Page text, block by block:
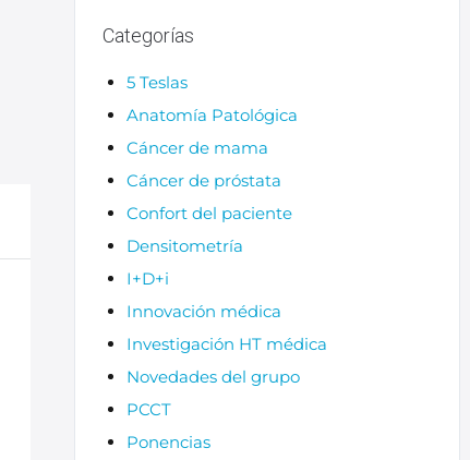
Categorías
5 Teslas
Anatomía Patológica
Cáncer de mama
Cáncer de próstata
Confort del paciente
Densitometría
I+D+i
Innovación médica
Investigación HT médica
Novedades del grupo
PCCT
Ponencias